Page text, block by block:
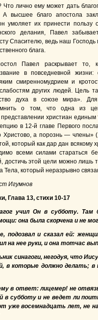
Что лично ему может дать
высшее благо апостола
умоляет их принести
делания, Павел
Спасителю, ведь наш
блага.
Павел раскрывает то,
в повседневной
смиренномудрием и
других людей. Цель
духа в союзе мира».
о том, что одна из
представлении христиан
в 12-й главе Первого
а порознь — члены»
который как дар дан всякому
всеми силами стараться
достичь этой цели можно лишь
Тела, который неразрывно
Игумнов
Глава 13, стихи 10-17
учил Он в субботу.
она была скорчена и не
подозвал и сказал ей:
на нее руки, и она тотчас
синагоги, негодуя, что
в которые должно делать; в
в ответ: лицемер! не
в субботу и не ведет ли
уже восемнадцать лет, не